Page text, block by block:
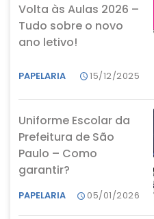
Volta às Aulas 2026 –
Tudo sobre o novo
ano letivo!
PAPELARIA 15/12/2025
Uniforme Escolar da
Prefeitura de São
Paulo – Como
garantir?
PAPELARIA 05/01/2026